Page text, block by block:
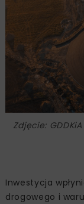
Zdjęcie:
Inwestycja
drogowego i